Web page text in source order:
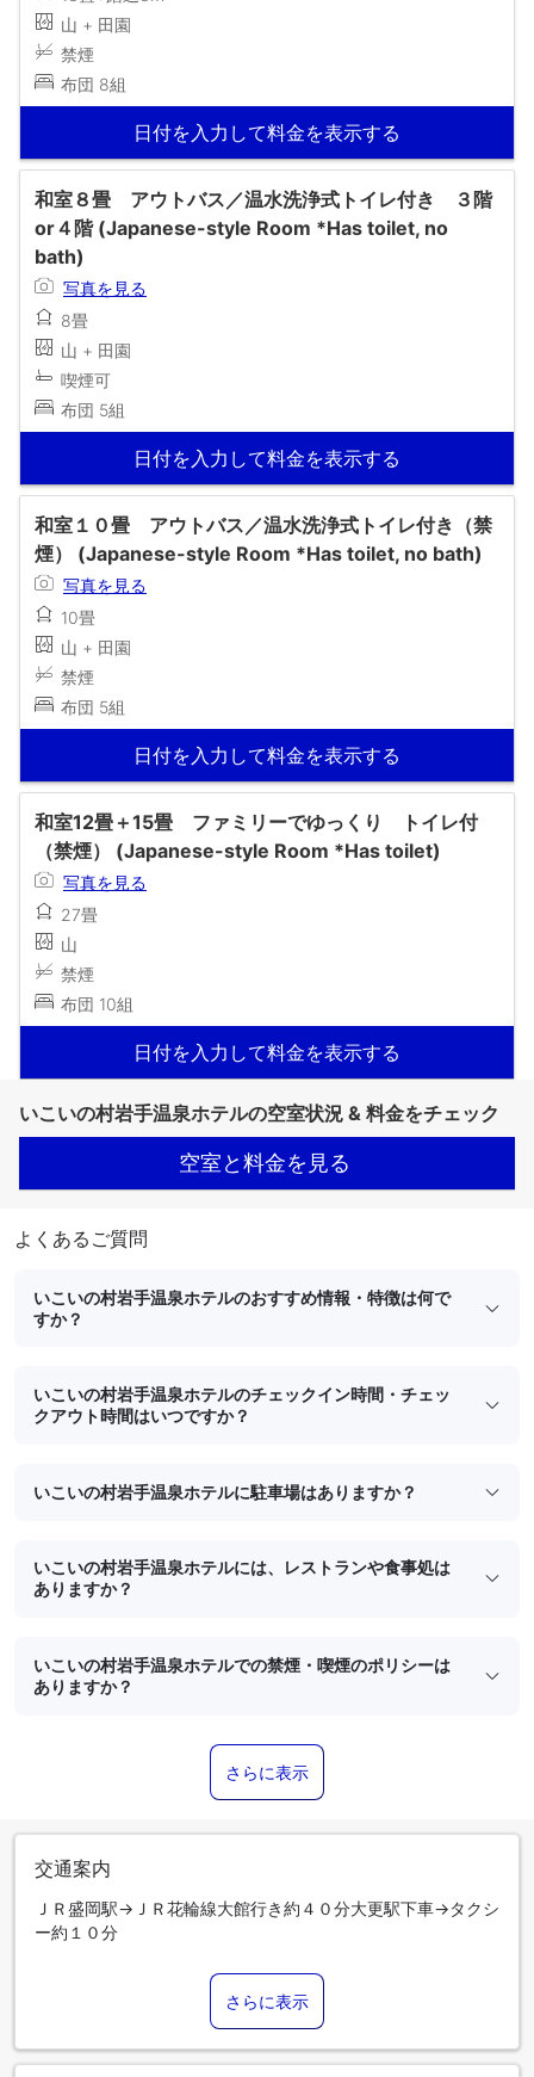
山 + 田園
禁煙
布団 8組
日付を入力して料金を表示する
和室８畳 アウトバス／温水洗浄式トイレ付き ３階
or４階 (Japanese-style Room *Has toilet, no
bath)
写真を見る
8畳
山 + 田園
喫煙可
布団 5組
日付を入力して料金を表示する
和室１０畳 アウトバス／温水洗浄式トイレ付き（禁
煙） (Japanese-style Room *Has toilet, no bath)
写真を見る
10畳
山 + 田園
禁煙
布団 5組
日付を入力して料金を表示する
和室12畳＋15畳 ファミリーでゆっくり トイレ付
（禁煙） (Japanese-style Room *Has toilet)
写真を見る
27畳
山
禁煙
布団 10組
日付を入力して料金を表示する
いこいの村岩手温泉ホテルの空室状況 & 料金をチェック
空室と料金を見る
よくあるご質問
いこいの村岩手温泉ホテルのおすすめ情報・特徴は何で
すか？
いこいの村岩手温泉ホテルのチェックイン時間・チェッ
クアウト時間はいつですか？
いこいの村岩手温泉ホテルに駐車場はありますか？
いこいの村岩手温泉ホテルには、レストランや食事処は
ありますか？
いこいの村岩手温泉ホテルでの禁煙・喫煙のポリシーは
ありますか？
さらに表示
交通案内
ＪＲ盛岡駅→ＪＲ花輪線大館行き約４０分大更駅下車→タクシ
ー約１０分
さらに表示